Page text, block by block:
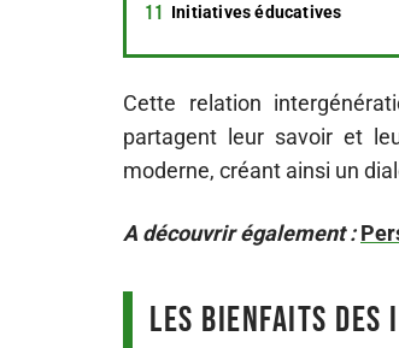
Initiatives éducatives
Cette relation
partagent leur savoir et
moderne, créant ainsi un
A découvrir également :
Les bienfaits